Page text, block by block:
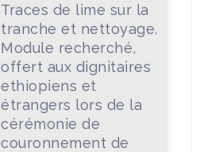
Traces de lime sur la
tranche et nettoyage.
Module recherché,
offert aux dignitaires
ethiopiens et
étrangers lors de la
cérémonie de
couronnement de